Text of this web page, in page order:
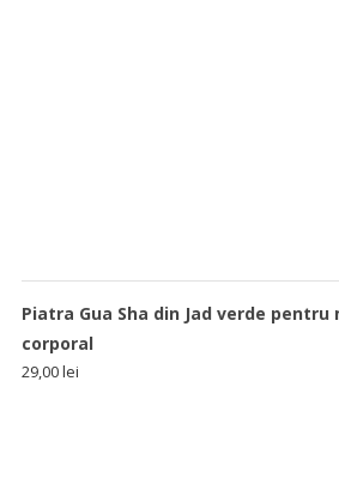
Piatra Gua Sha din Jad verde
corporal
29,00lei